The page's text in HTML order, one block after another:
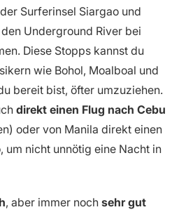
Surferinsel Siargao und
Underground River bei
Diese Stopps kannst du
wie Bohol, Moalboal und
bereit bist, öfter umzuziehen.
direkt einen Flug nach Cebu
oder von Manila direkt einen
um nicht unnötig eine Nacht in
, aber immer noch sehr gut